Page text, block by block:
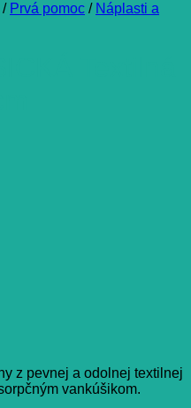
/ Prvá pomoc / Náplasti a
z pevnej a odolnej textilnej
vankúšikom.